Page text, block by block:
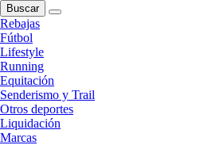
Buscar
Rebajas
Fútbol
Lifestyle
Running
Equitación
Senderismo y Trail
Otros deportes
Liquidación
Marcas